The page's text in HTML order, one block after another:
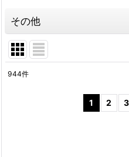
その他
944件
1 2 3